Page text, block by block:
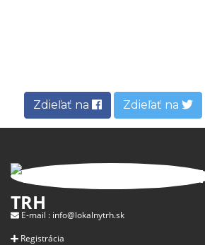
Zdieľať na Zdieľať na
TRH
E-mail : info@lokalnytrh.sk
Registrácia